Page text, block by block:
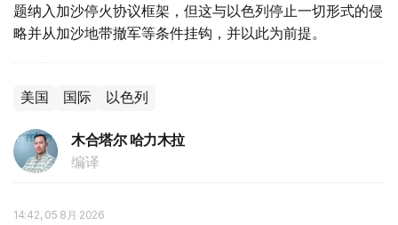
题纳入加沙停火协议框架，但这与以色列停止一切形式的侵
略并从加沙地带撤军等条件挂钩，并以此为前提。
美国 国际 以色列
木合塔尔 哈力木拉
编译
14:42, 05 8月 2026